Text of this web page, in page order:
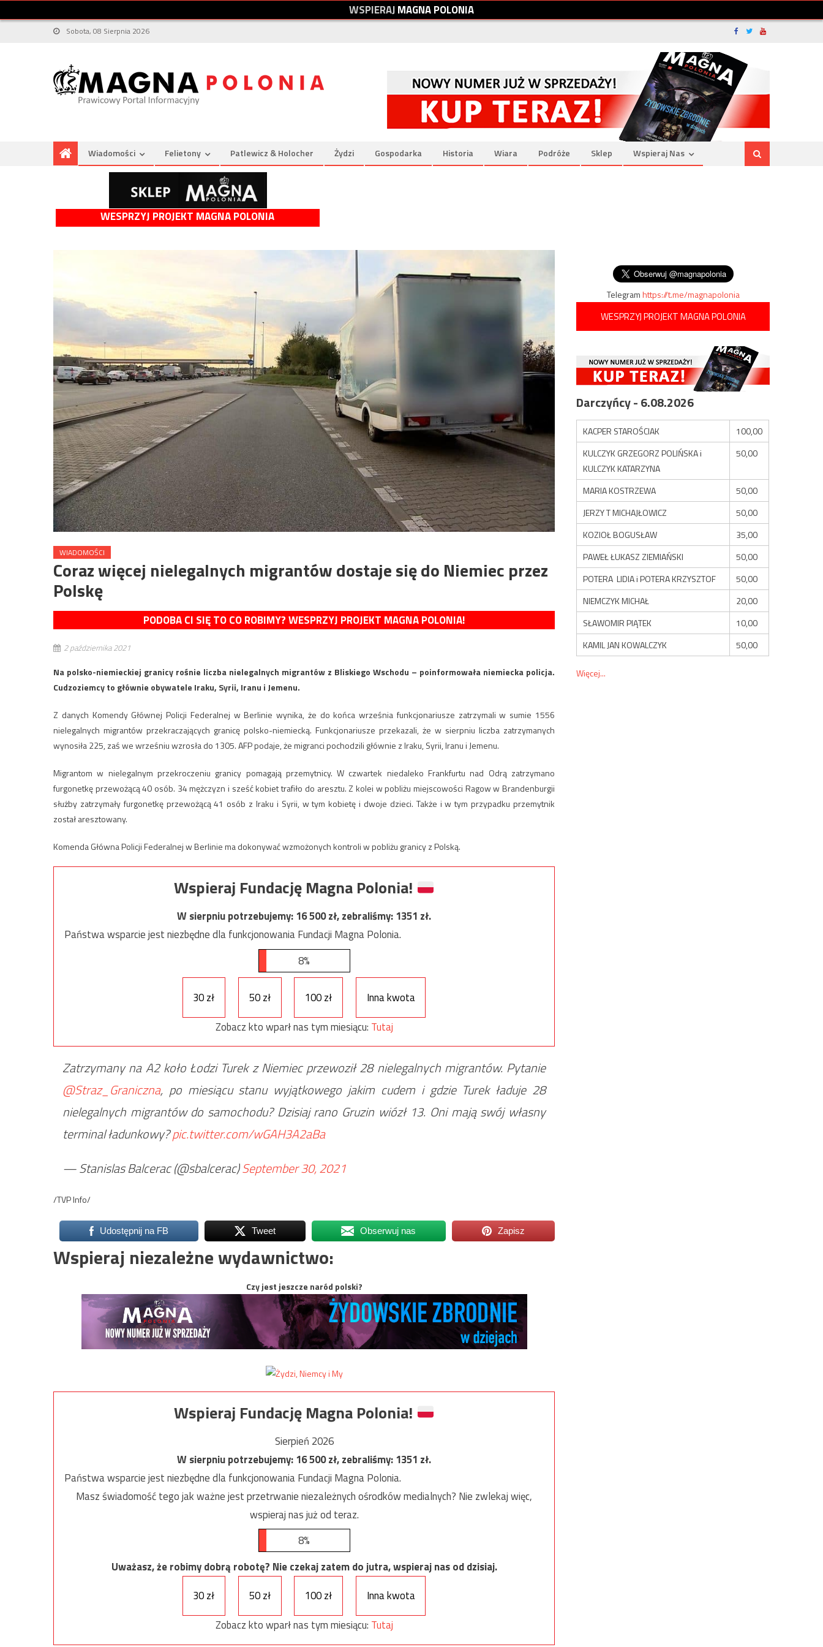
WSPIERAJMAGNAPOLONIA
Sobota, 08 Sierpnia 2026
Wiadomości Felietony Patlewicz & Holocher Żydzi Gospodarka Historia Wiara Podróże Sklep Wspieraj Nas
WESPRZYJ PROJEKT MAGNA POLONIA
WIADOMOŚCI
Coraz więcej nielegalnych migrantów dostaje się do Niemiec przez
Polskę
PODOBA CI SIĘ TO CO ROBIMY? WESPRZYJ PROJEKT MAGNA POLONIA!
2 października 2021
Na polsko-niemieckiej granicy rośnie liczba nielegalnych migrantów z Bliskiego Wschodu – poinformowała niemiecka policja.
Cudzoziemcy to głównie obywatele Iraku, Syrii, Iranu i Jemenu.
Z danych Komendy Głównej Policji Federalnej w Berlinie wynika, że do końca września funkcjonariusze zatrzymali w sumie 1556
nielegalnych migrantów przekraczających granicę polsko-niemiecką. Funkcjonariusze przekazali, że w sierpniu liczba zatrzymanych
wynosiła 225, zaś we wrześniu wzrosła do 1305. AFP podaje, że migranci pochodzili głównie z Iraku, Syrii, Iranu i Jemenu.
Migrantom w nielegalnym przekroczeniu granicy pomagają przemytnicy. W czwartek niedaleko Frankfurtu nad Odrą zatrzymano
furgonetkę przewożącą 40 osób. 34 mężczyzn i sześć kobiet trafiło do aresztu. Z kolei w pobliżu miejscowości Ragow w Brandenburgii
służby zatrzymały furgonetkę przewożącą 41 osób z Iraku i Syrii, w tym kobietę i dwoje dzieci. Także i w tym przypadku przemytnik
został aresztowany.
Komenda Główna Policji Federalnej w Berlinie ma dokonywać wzmożonych kontroli w pobliżu granicy z Polską.
Wspieraj Fundację Magna Polonia!
W sierpniu potrzebujemy:16 500zł, zebraliśmy:1351 zł.
Państwa wsparcie jest niezbędne dla funkcjonowania Fundacji Magna Polonia.
8%
30 zł 50 zł 100 zł
Inna kwota
Zobacz kto wparł nas tym miesiącu: Tutaj
Zatrzymany na A2 koło Łodzi Turek z Niemiec przewoził 28 nielegalnych migrantów. Pytanie
@Straz_Graniczna, po miesiącu stanu wyjątkowego jakim cudem i gdzie Turek ładuje 28
nielegalnych migrantów do samochodu? Dzisiaj rano Gruzin wiózł 13. Oni mają swój własny
terminal ładunkowy?pic.twitter.com/wGAH3A2aBa
— Stanislas Balcerac (@sbalcerac)September 30, 2021
/TVP Info/
Udostępnij na FB Tweet Obserwuj nas Zapisz
Wspieraj niezależne wydawnictwo:
Czy jest jeszcze naród polski?
Wspieraj Fundację Magna Polonia!
Sierpień 2026
W sierpniu potrzebujemy:16 500zł, zebraliśmy:1351 zł.
Państwa wsparcie jest niezbędne dla funkcjonowania Fundacji Magna Polonia.
Masz świadomość tego jak ważne jest przetrwanie niezależnych ośrodków medialnych? Nie zwlekaj więc,
wspieraj nas już od teraz.
8%
Uważasz, że robimy dobrą robotę? Nie czekaj zatem do jutra, wspieraj nas od dzisiaj.
30 zł
50 zł 100 zł
Inna kwota
Zobacz kto wparł nas tym miesiącu: Tutaj
Telegramhttps://t.me/magnapolonia
WESPRZYJ PROJEKT MAGNA POLONIA
Darczyńcy - 6.08.2026
KACPER STAROŚCIAK
100,00
KULCZYK GRZEGORZ POLIŃSKA i
KULCZYK KATARZYNA
50,00
MARIA KOSTRZEWA
50,00
JERZY T MICHAJŁOWICZ
50,00
KOZIOŁ BOGUSŁAW
35,00
PAWEŁ ŁUKASZ ZIEMIAŃSKI
50,00
POTERA LIDIA i POTERA KRZYSZTOF
50,00
NIEMCZYK MICHAŁ
20,00
SŁAWOMIR PIĄTEK
10,00
KAMIL JAN KOWALCZYK
50,00
Więcej...